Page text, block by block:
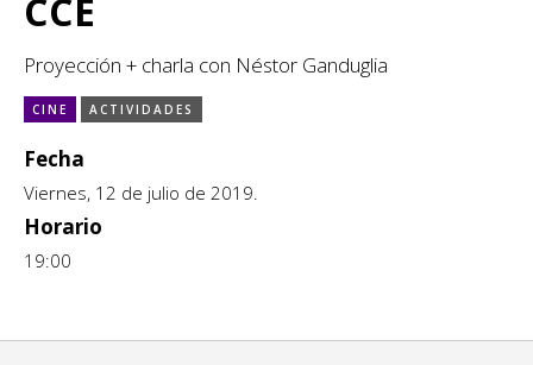
CCE en el interior/libros
Espacio itinerante de lectura infantil
Escénicas
Exposiciones
Formación
Género y Diversidad
Infantil y Juvenil
Letras
CCE
Proyección + charla con Néstor Ganduglia
CINE ACTIVIDADES
Fecha
Viernes, 12 de julio de 2019.
Horario
19:00